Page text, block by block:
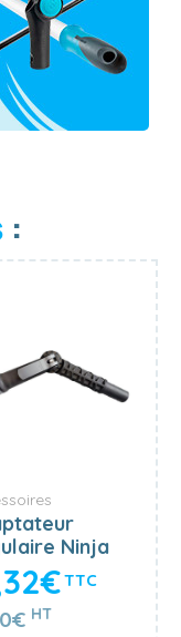
:
Ninja
pour
carbone
TTC
HT